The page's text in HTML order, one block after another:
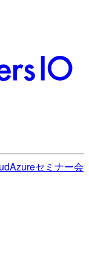
Azureセミナー会